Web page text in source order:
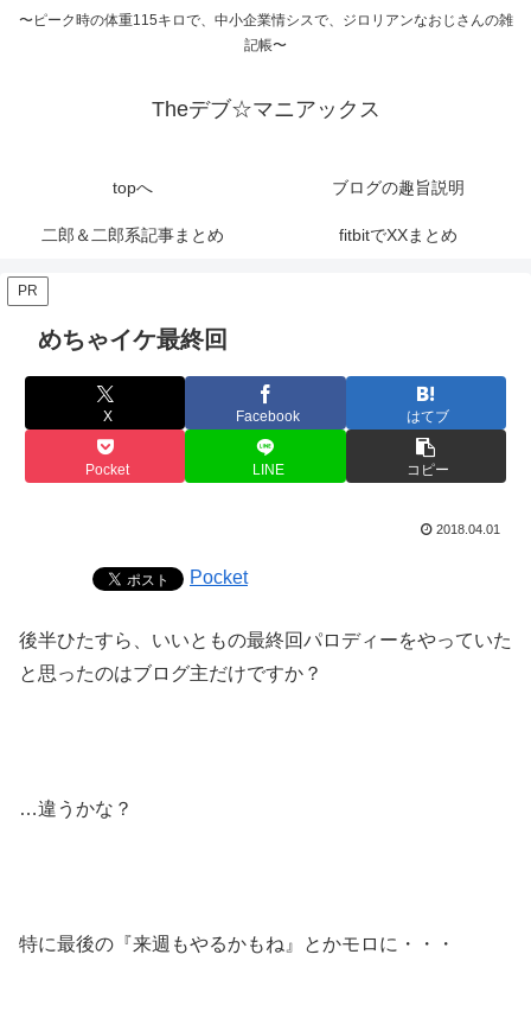
〜ピーク時の体重115キロで、中小企業情シスで、ジロリアンなおじさんの雑
記帳〜
Theデブ☆マニアックス
topへ ブログの趣旨説明
二郎＆二郎系記事まとめ fitbitでXXまとめ
PR
めちゃイケ最終回
X Facebook はてブ
Pocket LINE コピー
2018.04.01
Pocket
後半ひたすら、いいともの最終回パロディーをやっていた
と思ったのはブログ主だけですか？
…違うかな？
特に最後の『来週もやるかもね』とかモロに・・・